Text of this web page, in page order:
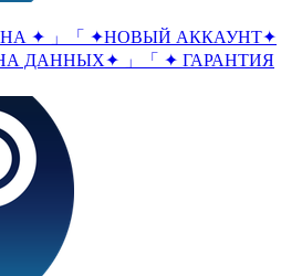
✦ 」「 ✦НОВЫЙ АККАУНТ✦
ДАННЫХ✦ 」「 ✦ ГАРАНТИЯ